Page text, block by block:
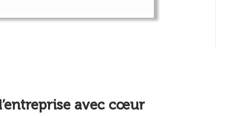
avec cœur